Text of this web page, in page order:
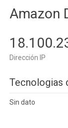
Amazon
Dirección IP
Tecnologias
Sin dato